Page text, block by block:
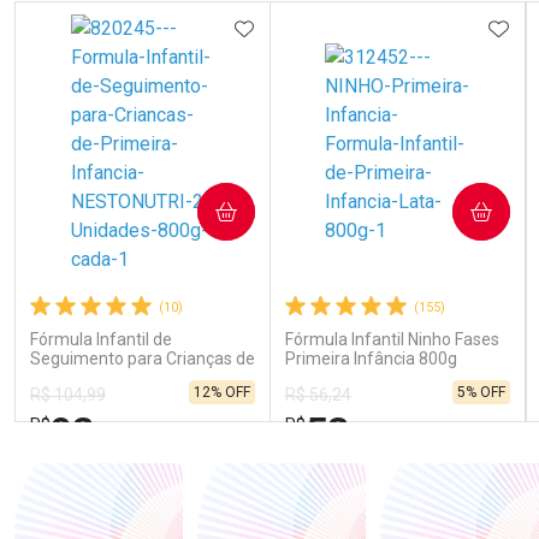
(10)
Fórmula Infantil de
Seguimento para Crianças de
Primeira Infância Nestonutri
2 Unidades de 800g cada
R$ 104,99
R$92
12% OFF
ADICIONAR AOS FAVORITOS
COMPRAR
Laboratório
Por Menos
(155)
Fórmula Infantil Ninho Fases
Primeira Infância 800g
R$ 56,24
R$53
5% OFF
COMPRAR
Laboratório
Por Menos